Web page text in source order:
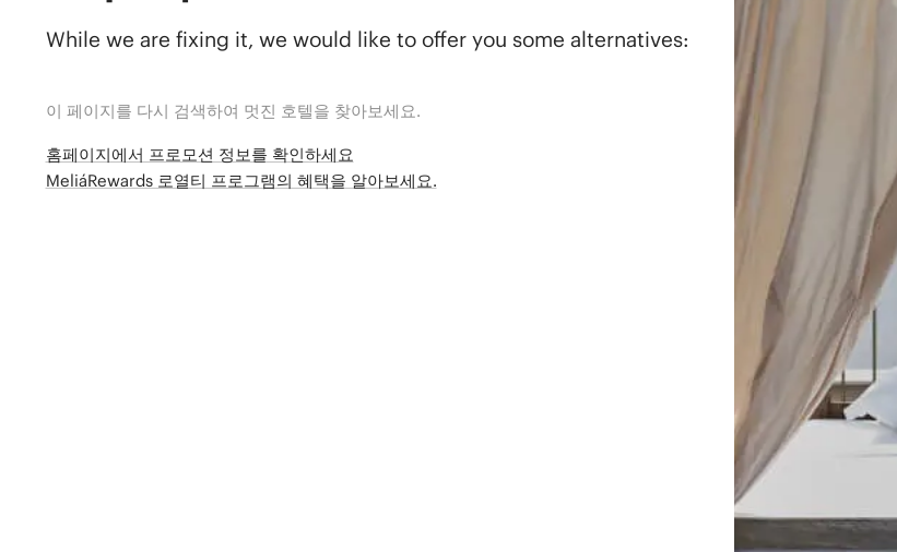
While we are fixing it, we would like to offer you some alternatives:
이 페이지를 다시 검색하여 멋진 호텔을 찾아보세요.
홈페이지에서 프로모션 정보를 확인하세요
MeliáRewards 로열티 프로그램의 혜택을 알아보세요.